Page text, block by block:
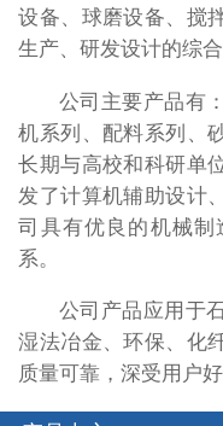
设备、球磨设备、搅
生产、研发设计的综合
公司主要产品有
机系列、配料系列、
长期与高校和科研单
发了计算机辅助设计
司具有优良的机械
系。
公司产品应用于
湿法冶金、环保、化
质量可靠，深受用户